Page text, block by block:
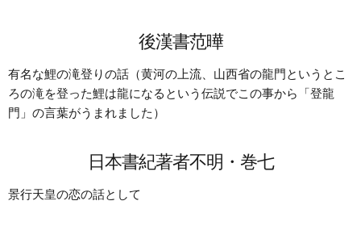
後漢書范曄
有名な鯉の滝登りの話（黄河の上流、山西省の龍門というとこ
ろの滝を登った鯉は龍になるという伝説でこの事から「登龍
門」の言葉がうまれました）
日本書紀著者不明・巻七
景行天皇の恋の話として